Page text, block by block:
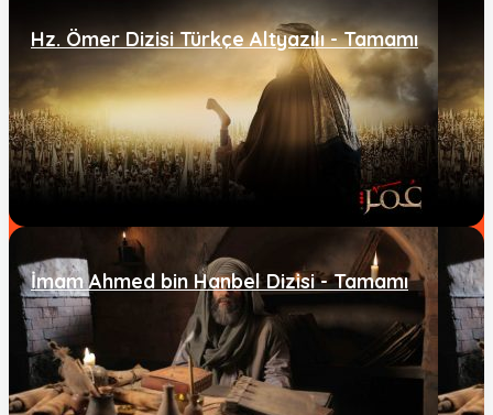
Hz. Ömer Dizisi Türkçe Altyazılı - Tamamı
İmam Ahmed bin Hanbel Dizisi - Tamamı